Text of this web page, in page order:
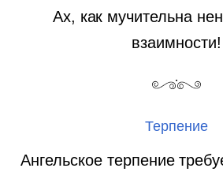
Ах, как мучительна
взаимности!
Терпение
Ангельское терпение